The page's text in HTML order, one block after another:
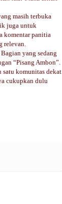
masih terbuka
juga untuk
komentar panitia
relevan.
yang sedang
“Pisang Ambon”.
satu komunitas dekat
cukupkan dulu